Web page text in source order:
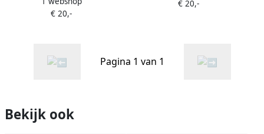
€ 20,-
€ 20,-
Pagina 1 van 1
Bekijk ook